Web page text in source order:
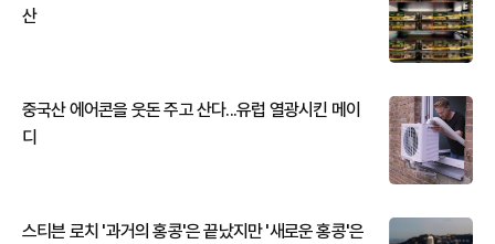
산
중국산 에어콘을 웃돈 주고 산다...유럽 열광시킨 메이
디
스티븐 로치 '과거의 홍콩'은 끝났지만 '새로운 홍콩'은